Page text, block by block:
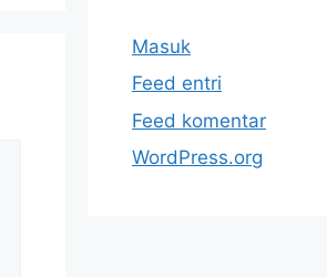
Masuk
Feed entri
Feed komentar
WordPress.org